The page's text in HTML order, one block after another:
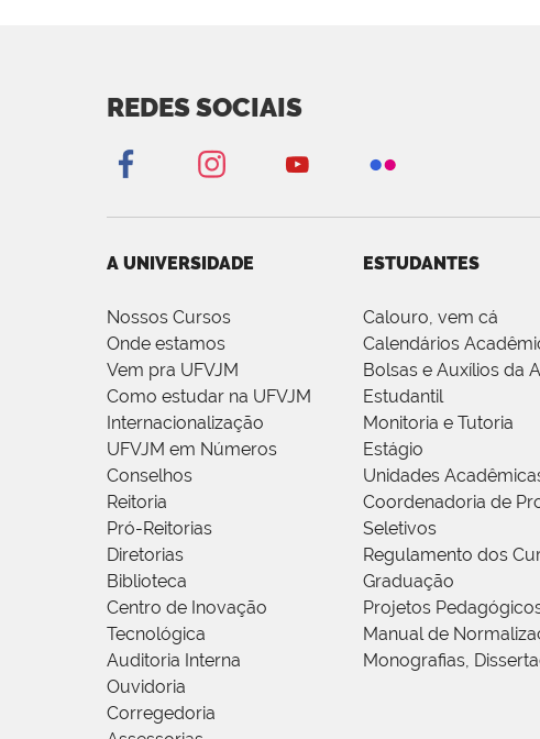
REDES SOCIAIS
A UNIVERSIDADE
Nossos Cursos
Onde estamos
Vem pra UFVJM
Como estudar na UFVJM
Internacionalização
UFVJM em Números
Conselhos
Reitoria
Pró-Reitorias
Diretorias
Biblioteca
Centro de Inovação
Tecnológica
Auditoria Interna
Ouvidoria
Corregedoria
ESTUDANTES
Calouro, vem cá
Calendários
Bolsas e Auxílios da
Estudantil
Monitoria e Tutoria
Estágio
Unidades
Coordenadoria de
Seletivos
Regulamento dos
Graduação
Projetos
Manual de
Monografias,